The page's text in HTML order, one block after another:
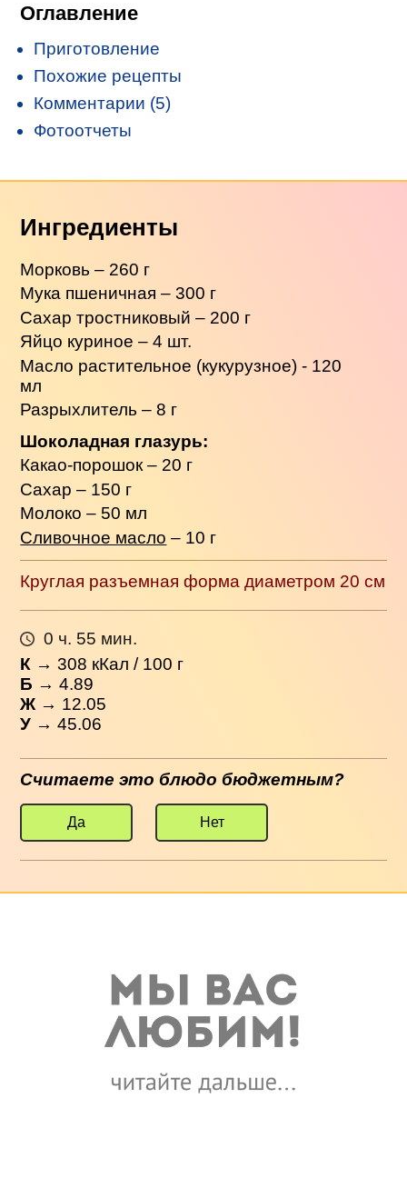
Оглавление
Приготовление
Похожие рецепты
Комментарии (5)
Фотоотчеты
Ингредиенты
Морковь – 260 г
Мука пшеничная – 300 г
Сахар тростниковый – 200 г
Яйцо куриное – 4 шт.
Масло растительное (кукурузное) - 120
мл
Разрыхлитель – 8 г
Шоколадная глазурь:
Какао-порошок – 20 г
Сахар – 150 г
Молоко – 50 мл
Сливочное масло – 10 г
Круглая разъемная форма диаметром 20 см
0 ч. 55 мин.
К →308 кКал / 100 г
Б → 4.89
Ж → 12.05
У → 45.06
Считаете это блюдо бюджетным?
Да Нет